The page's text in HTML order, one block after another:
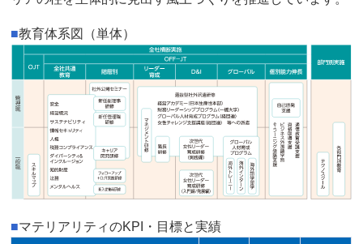
■教育体系図（単体）
■マテリアリティのKPI・目標と実績